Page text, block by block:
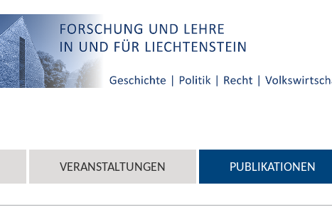
VERANSTALTUNGEN PUBLIKATIONEN